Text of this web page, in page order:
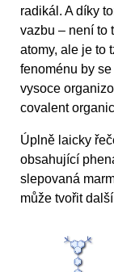
radikál. A díky
vazbu – není to
atomy, ale je to
fenoménu by
vysoce
covalent
Úplně laicky
obsahující
slepovaná
může tvořit